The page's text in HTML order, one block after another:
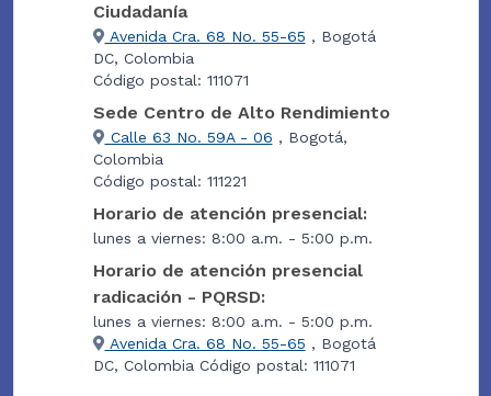
Ciudadanía
Avenida Cra. 68 No. 55-65 , Bogotá
DC, Colombia
Código postal: 111071
Sede Centro de Alto Rendimiento
Calle 63 No. 59A - 06 , Bogotá,
Colombia
Código postal: 111221
Horario de atención presencial:
lunes a viernes: 8:00 a.m. - 5:00 p.m.
Horario de atención presencial
radicación - PQRSD:
lunes a viernes: 8:00 a.m. - 5:00 p.m.
Avenida Cra. 68 No. 55-65 , Bogotá
DC, Colombia Código postal: 111071